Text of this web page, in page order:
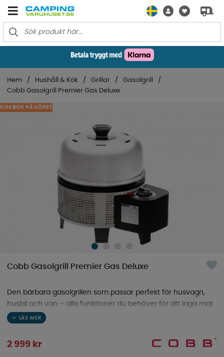
Hem Hushåll & Kök Grillar
Gasolgrill
Cobb Gasolgrill Premier Gas Deluxe
KOKBOK PÅ KÖPET
Cobb Gasolgrill Premier Gas Deluxe
Den bärbara gasolgrillen som passar perfekt för husvagn,
husbil och van – alla funktioner du behöver för att laga mat
när som helst, var som helst.
2 999 kr